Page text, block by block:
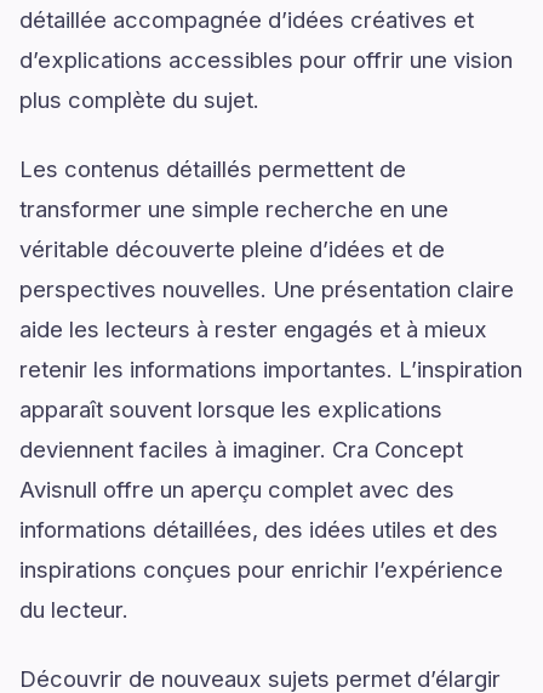
détaillée accompagnée d’idées créatives et
d’explications accessibles pour offrir une vision
plus complète du sujet.
Les contenus détaillés permettent de
transformer une simple recherche en une
véritable découverte pleine d’idées et de
perspectives nouvelles. Une présentation claire
aide les lecteurs à rester engagés et à mieux
retenir les informations importantes. L’inspiration
apparaît souvent lorsque les explications
deviennent faciles à imaginer. Cra Concept
Avisnull offre un aperçu complet avec des
informations détaillées, des idées utiles et des
inspirations conçues pour enrichir l’expérience
du lecteur.
Découvrir de nouveaux sujets permet d’élargir